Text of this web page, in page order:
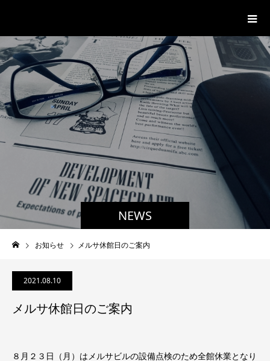
NEWS
お知らせ メルサ休館日のご案内
2021.08.10
メルサ休館日のご案内
８月２３日（月）はメルサビルの設備点検のため全館休業となり